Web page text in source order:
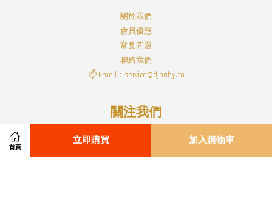
首頁
立即購買 加入購物車
關於我們
會員優惠
常見問題
聯絡我們
📫 Email：service@djbaby.co
關注我們
Facebook RSS